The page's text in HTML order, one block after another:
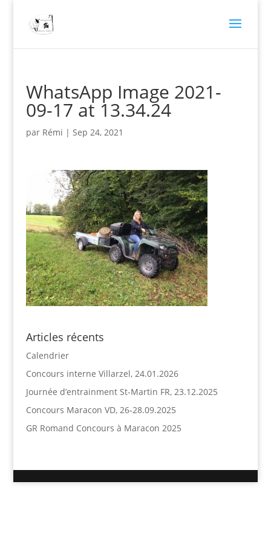
WhatsApp Image 2021-
09-17 at 13.34.24
par Rémi | Sep 24, 2021
Articles récents
Calendrier
Concours interne Villarzel, 24.01.2026
Journée d’entrainment St-Martin FR, 23.12.2025
Concours Maracon VD, 26-28.09.2025
GR Romand Concours à Maracon 2025